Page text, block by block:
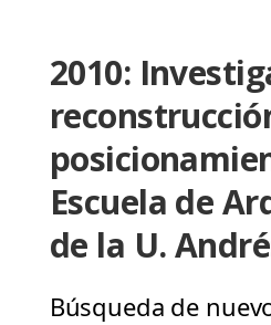
2010:
Escuela de
de la U.
Búsqueda de